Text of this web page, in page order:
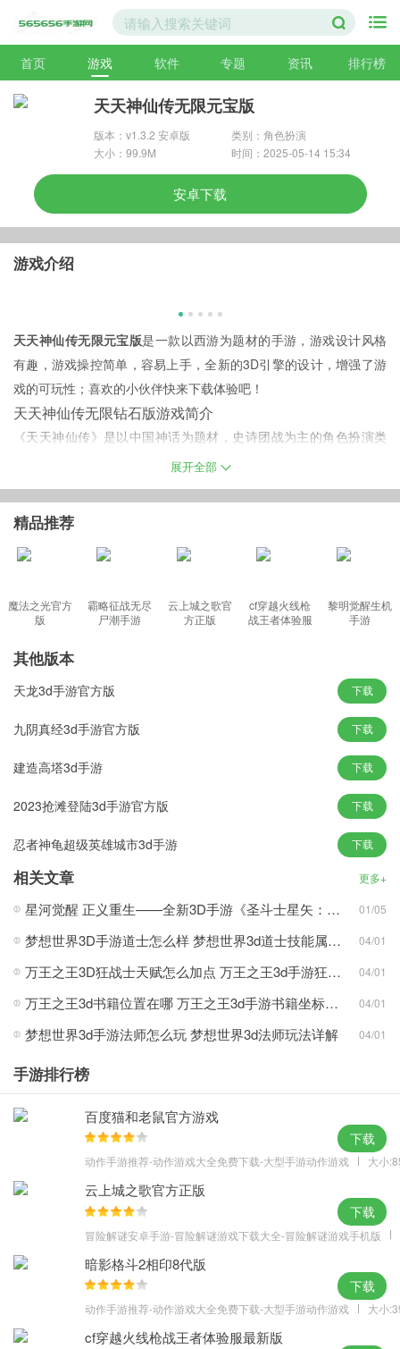
首页 游戏 软件 专题 资讯 排行榜
天天神仙传无限元宝版
版本：v1.3.2 安卓版
类别：角色扮演
大小：99.9M
时间：2025-05-14 15:34
安卓下载
游戏介绍
天天神仙传无限元宝版是一款以西游为题材的手游，游戏设计风格
有趣，游戏操控简单，容易上手，全新的3D引擎的设计，增强了游
戏的可玩性；喜欢的小伙伴快来下载体验吧！
天天神仙传无限钻石版游戏简介
《天天神仙传》是以中国神话为题材，史诗团战为主的角色扮演类
策略手游。游戏通过独特的单人与团队策略玩法，个性鲜明的英雄
界。
该游戏已破解，修改为无限钻石，建议在飞行模式下进行购买！
天天神仙传手游特色
、单人pk，多人团战任你选择
游戏特色
、精美的3D动漫画风
、耳熟能详的西游神话题材
、原创的世界观与剧情
展开全部
精品推荐
魔法之光官方
版
霸略征战无尽
尸潮手游
云上城之歌官
方正版
cf穿越火线枪
战王者体验服
黎明觉醒生机
手游
其他版本
天龙3d手游官方版 下载
九阴真经3d手游官方版 下载
建造高塔3d手游 下载
2023抢滩登陆3d手游官方版 下载
忍者神龟超级英雄城市3d手游 下载
相关文章 更多+
星河觉醒 正义重生——全新3D手游《圣斗士星矢：重生2》游戏概念CG首曝 01/05
梦想世界3D手游道士怎么样 梦想世界3d道士技能属性介绍 04/01
万王之王3D狂战士天赋怎么加点 万王之王3d手游狂战士天赋加点攻略 04/01
万王之王3d书籍位置在哪 万王之王3d手游书籍坐标分享 04/01
梦想世界3d手游法师怎么玩 梦想世界3d法师玩法详解 04/01
手游排行榜
百度猫和老鼠官方游戏
动作手游推荐-动作游戏大全免费下载-大型手游动作游戏 大小
下载
云上城之歌官方正版
冒险解谜安卓手游-冒险解谜游戏下载大全-冒险解谜游戏手机版
下载
暗影格斗2相印8代版
动作手游推荐-动作游戏大全免费下载-大型手游动作游戏 大小
下载
cf穿越火线枪战王者体验服最新版